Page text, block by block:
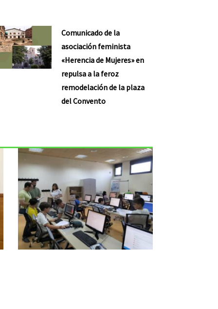
Comunicado de la
asociación feminista
«Herencia de Mujeres» en
repulsa a la feroz
remodelación de la plaza
del Convento